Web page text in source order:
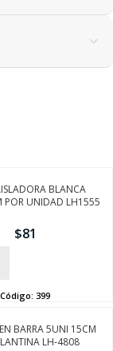
BLANCA
POR UNIDAD LH1555
$81
Código: 399
BARRA 5UNI 15CM
LH-4808